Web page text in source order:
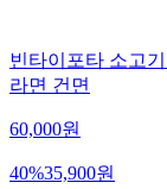
빈타이포타 소고
라면 건면
60,000원
40%35,900원